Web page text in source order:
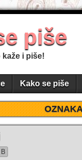
piše
i piše!
Kako se piše